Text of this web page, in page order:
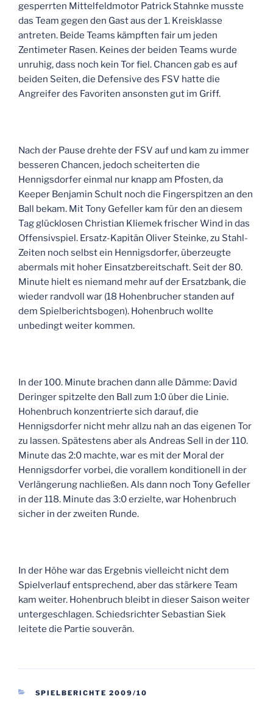
gesperrten Mittelfeldmotor Patrick Stahnke musste
das Team gegen den Gast aus der 1. Kreisklasse
antreten. Beide Teams kämpften fair um jeden
Zentimeter Rasen. Keines der beiden Teams wurde
unruhig, dass noch kein Tor fiel. Chancen gab es auf
beiden Seiten, die Defensive des FSV hatte die
Angreifer des Favoriten ansonsten gut im Griff.
Nach der Pause drehte der FSV auf und kam zu immer
besseren Chancen, jedoch scheiterten die
Hennigsdorfer einmal nur knapp am Pfosten, da
Keeper Benjamin Schult noch die Fingerspitzen an den
Ball bekam. Mit Tony Gefeller kam für den an diesem
Tag glücklosen Christian Kliemek frischer Wind in das
Offensivspiel. Ersatz-Kapitän Oliver Steinke, zu Stahl-
Zeiten noch selbst ein Hennigsdorfer, überzeugte
abermals mit hoher Einsatzbereitschaft. Seit der 80.
Minute hielt es niemand mehr auf der Ersatzbank, die
wieder randvoll war (18 Hohenbrucher standen auf
dem Spielberichtsbogen). Hohenbruch wollte
unbedingt weiter kommen.
In der 100. Minute brachen dann alle Dämme: David
Deringer spitzelte den Ball zum 1:0 über die Linie.
Hohenbruch konzentrierte sich darauf, die
Hennigsdorfer nicht mehr allzu nah an das eigenen Tor
zu lassen. Spätestens aber als Andreas Sell in der 110.
Minute das 2:0 machte, war es mit der Moral der
Hennigsdorfer vorbei, die vorallem konditionell in der
Verlängerung nachließen. Als dann noch Tony Gefeller
in der 118. Minute das 3:0 erzielte, war Hohenbruch
sicher in der zweiten Runde.
In der Höhe war das Ergebnis vielleicht nicht dem
Spielverlauf entsprechend, aber das stärkere Team
kam weiter. Hohenbruch bleibt in dieser Saison weiter
untergeschlagen. Schiedsrichter Sebastian Siek
leitete die Partie souverän.
KATEGORIEN
SPIELBERICHTE 2009/10